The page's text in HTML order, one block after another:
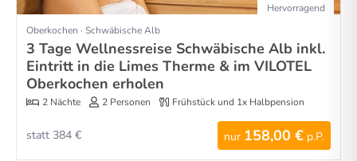
Hervorragend
Oberkochen · Schwäbische Alb
3 Tage Wellnessreise Schwäbische Alb inkl.
Eintritt in die Limes Therme & im VILOTEL
Oberkochen erholen
2 Nächte 2 Personen Frühstück und 1x Halbpension
nur 158,00 € p.P.
statt 384 €